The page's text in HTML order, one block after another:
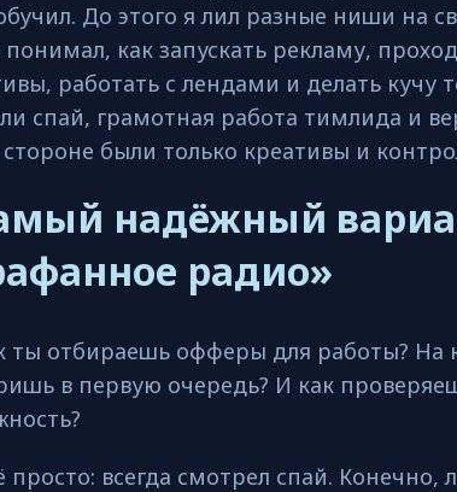
До этого я лил разные ниши на
понимал, как запускать рекламу,
работать с лендами и делать кучу
спай, грамотная работа тимлида и
были только креативы и
надёжный
радио»
ты отбираешь офферы для работы? На
в первую очередь? И как
всегда смотрел спай. Конечно,